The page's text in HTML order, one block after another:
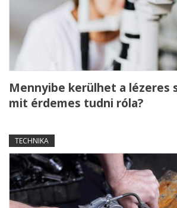
Mennyibe kerülhet a lézeres
mit érdemes tudni róla?
TECHNIKA